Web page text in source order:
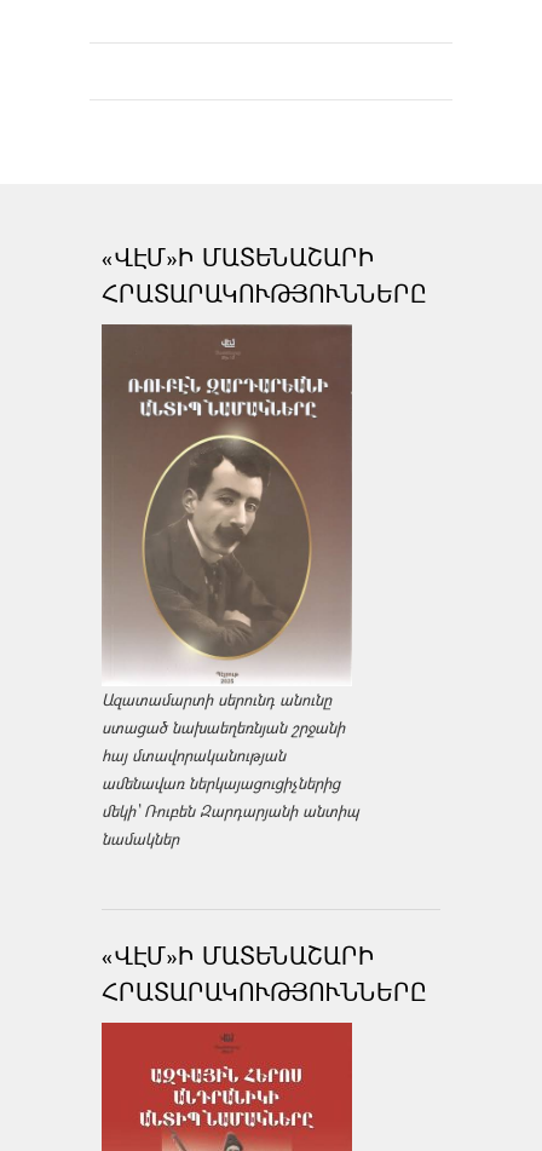
«ՎԷՄ»Ի ՄԱՏԵՆԱՇԱՐԻ
ՀՐԱՏԱՐԱԿՈՒԹՅՈՒՆՆԵՐԸ
Ազատամարտի սերունդ անունը
ստացած նախաեղեռնյան շրջանի
հայ մտավորականության
ամենավառ ներկայացուցիչներից
մեկի՝ Ռուբեն Զարդարյանի անտիպ
նամակներ
«ՎԷՄ»Ի ՄԱՏԵՆԱՇԱՐԻ
ՀՐԱՏԱՐԱԿՈՒԹՅՈՒՆՆԵՐԸ